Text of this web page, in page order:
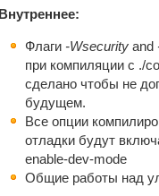
Внутреннее:
Флаги -Wsecurity and
при компиляции с ./
сделано чтобы не
будущем.
Все опции
отладки будут
enable-dev-mode
Общие работы над